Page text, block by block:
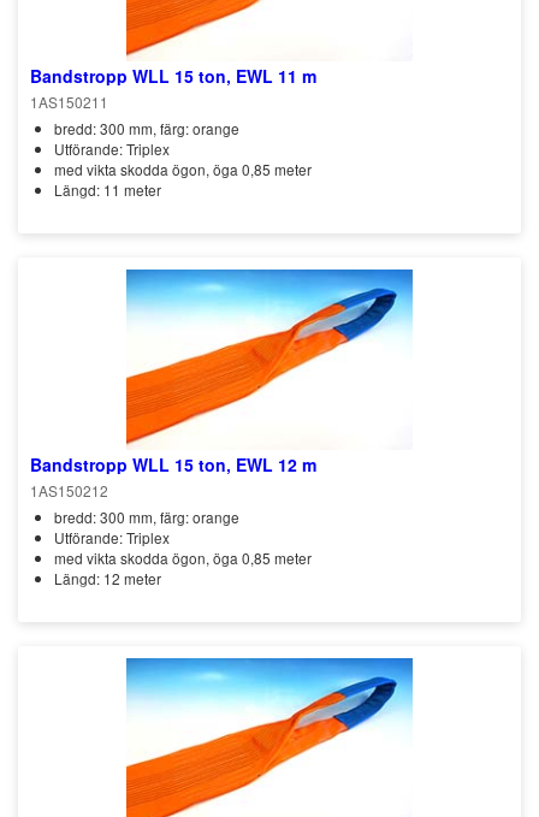
Bandstropp WLL 15 ton, EWL 11 m
1AS150211
bredd: 300 mm, färg: orange
Utförande: Triplex
med vikta skodda ögon, öga 0,85 meter
Längd: 11 meter
Bandstropp WLL 15 ton, EWL 12 m
1AS150212
bredd: 300 mm, färg: orange
Utförande: Triplex
med vikta skodda ögon, öga 0,85 meter
Längd: 12 meter